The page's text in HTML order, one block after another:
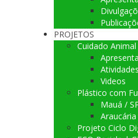
PROJETOS
Cuidado
Atividades
Videos
Plástico com
Mauá /
Projeto Ciclo